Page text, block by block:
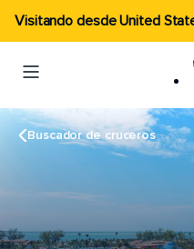
Visitando desde United
Buscador de cruceros